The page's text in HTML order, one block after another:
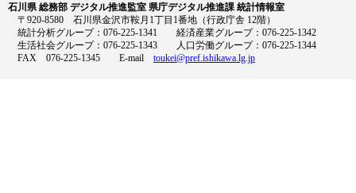
石川県 総務部 デジタル推進監室 県庁デジタル推進課 統計情報室
〒920-8580 石川県金沢市鞍月1丁目1番地（行政庁舎 12階）
統計分析グループ：076-225-1341 経済産業グループ：076-225-1342
生活社会グループ：076-225-1343 人口労働グループ：076-225-1344
FAX 076-225-1345 E-mail toukei@pref.ishikawa.lg.jp